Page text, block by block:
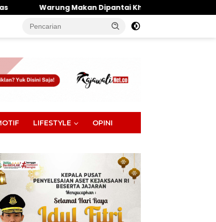
Dipantai Khatulistiwa Hangus Terbakar, Kerugian
LIFESTYLE OPINI